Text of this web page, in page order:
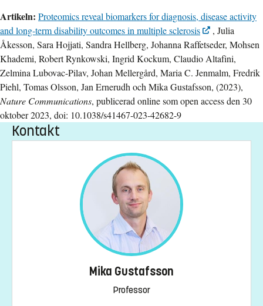
Artikeln: Proteomics reveal biomarkers for diagnosis, disease activity
and long-term disability outcomes in multiple sclerosis
, Julia
Åkesson, Sara Hojjati, Sandra Hellberg, Johanna Raffetseder, Mohsen
Khademi, Robert Rynkowski, Ingrid Kockum, Claudio Altafini,
Zelmina Lubovac-Pilav, Johan Mellergård, Maria C. Jenmalm, Fredrik
Piehl, Tomas Olsson, Jan Ernerudh och Mika Gustafsson, (2023),
Nature Communications, publicerad online som open access den 30
oktober 2023, doi: 10.1038/s41467-023-42682-9
Kontakt
Mika Gustafsson
Professor